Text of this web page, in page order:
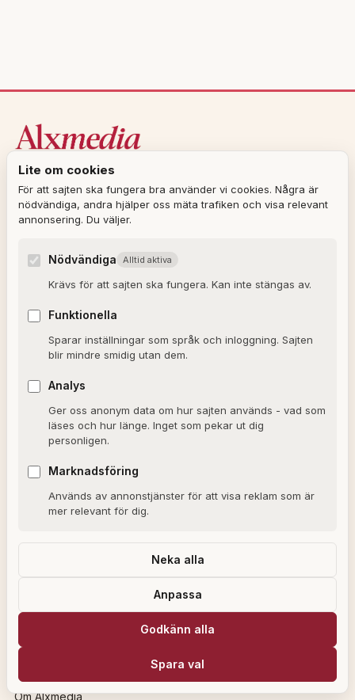
a
t
v
e
:
streaming och kultur.
KATEGORIER
Kändisar
TV
Streaming
REDAKTIONEN
Ulla Granqvist
Valkompassen 2026
Om Alxmedia
Lite om cookies
För att sajten ska fungera bra använder vi cookies. Några är
nödvändiga, andra hjälper oss mäta trafiken och visa relevant
annonsering. Du väljer.
Nödvändiga Alltid aktiva
Krävs för att sajten ska fungera. Kan inte stängas av.
Funktionella
Sparar inställningar som språk och inloggning. Sajten
blir mindre smidig utan dem.
Analys
Ger oss anonym data om hur sajten används - vad som
läses och hur länge. Inget som pekar ut dig
personligen.
Marknadsföring
Används av annonstjänster för att visa reklam som är
mer relevant för dig.
Neka alla
Anpassa
Godkänn alla
Spara val